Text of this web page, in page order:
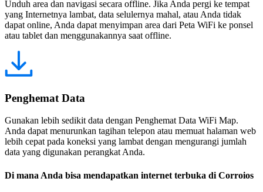
Unduh area dan navigasi secara offline. Jika Anda pergi ke tempat
yang Internetnya lambat, data selulernya mahal, atau Anda tidak
dapat online, Anda dapat menyimpan area dari Peta WiFi ke ponsel
atau tablet dan menggunakannya saat offline.
Penghemat Data
Gunakan lebih sedikit data dengan Penghemat Data WiFi Map.
Anda dapat menurunkan tagihan telepon atau memuat halaman web
lebih cepat pada koneksi yang lambat dengan mengurangi jumlah
data yang digunakan perangkat Anda.
Di mana Anda bisa mendapatkan internet terbuka di Corroios